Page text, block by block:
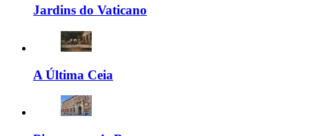
Jardins do Vaticano
A Última Ceia